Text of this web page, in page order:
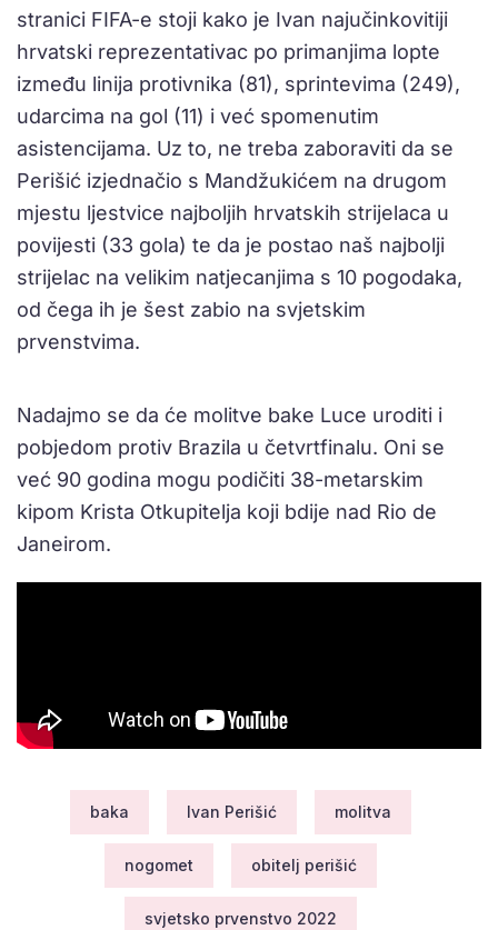
stranici FIFA-e stoji kako je Ivan najučinkovitiji
hrvatski reprezentativac po primanjima lopte
između linija protivnika (81), sprintevima (249),
udarcima na gol (11) i već spomenutim
asistencijama. Uz to, ne treba zaboraviti da se
Perišić izjednačio s Mandžukićem na drugom
mjestu ljestvice najboljih hrvatskih strijelaca u
povijesti (33 gola) te da je postao naš najbolji
strijelac na velikim natjecanjima s 10 pogodaka,
od čega ih je šest zabio na svjetskim
prvenstvima.
Nadajmo se da će molitve bake Luce uroditi i
pobjedom protiv Brazila u četvrtfinalu. Oni se
već 90 godina mogu podičiti 38-metarskim
kipom Krista Otkupitelja koji bdije nad Rio de
Janeirom.
baka Ivan Perišić molitva
nogomet obitelj perišić
svjetsko prvenstvo 2022